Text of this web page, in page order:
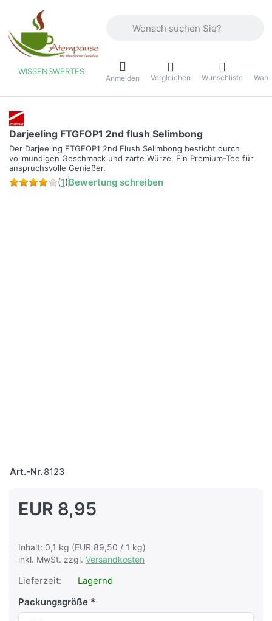
WISSENSWERTES
Anmelden Vergleichen Wunschliste
Darjeeling FTGFOP1 2nd flush Selimbong
Der Darjeeling FTGFOP1 2nd Flush Selimbong besticht durch
vollmundigen Geschmack und zarte Würze. Ein Premium-Tee für
anspruchsvolle Genießer.
(1)Bewertung schreiben
Art.-Nr.8123
EUR 8,95
Inhalt: 0,1 kg (EUR 89,50 / 1 kg)
inkl. MwSt. zzgl. Versandkosten
Lieferzeit:
Lagernd
Packungsgröße